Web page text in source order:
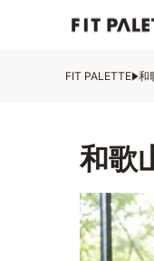
FIT PALETTE 和
和歌